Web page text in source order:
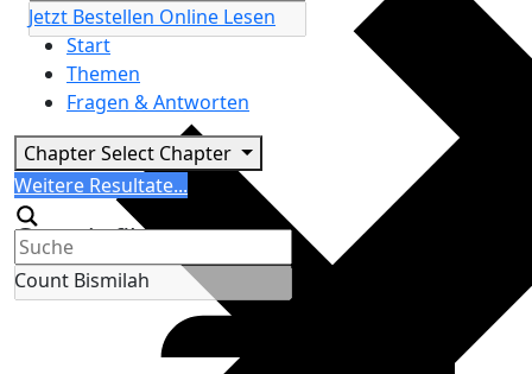
Jetzt Bestellen Online Lesen
Start
Themen
Fragen & Antworten
ChapterSelect Chapter
Search
Weitere Resultate...
Generic filters
Count Bismilah